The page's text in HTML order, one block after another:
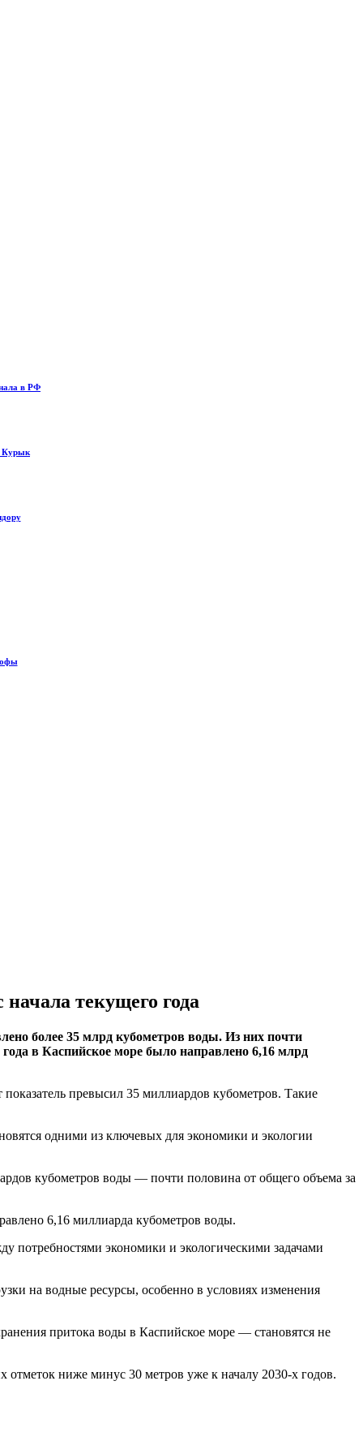
в РФ
Курык
текущего года
более 35 млрд кубометров воды. Из них почти
в Каспийское море было направлено 6,16 млрд
превысил 35 миллиардов кубометров. Такие
одними из ключевых для экономики и экологии
кубометров воды — почти половина от общего объема за
6,16 миллиарда кубометров воды.
потребностями экономики и экологическими задачами
на водные ресурсы, особенно в условиях изменения
притока воды в Каспийское море — становятся не
отметок ниже минус 30 метров уже к началу 2030-х годов.